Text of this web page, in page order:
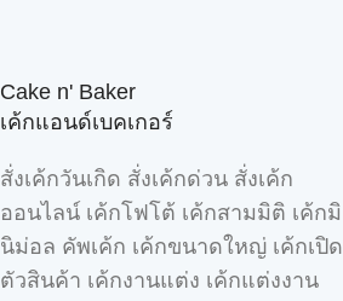
Cake n' Baker
เค้กแอนด์เบคเกอร์
สั่งเค้กวันเกิด สั่งเค้กด่วน สั่งเค้ก
ออนไลน์ เค้กโฟโต้ เค้กสามมิติ เค้กมิ
นิม่อล คัพเค้ก เค้กขนาดใหญ่ เค้กเปิด
ตัวสินค้า เค้กงานแต่ง เค้กแต่งงาน